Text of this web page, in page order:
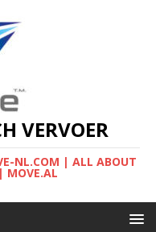
VERVOER
NL.COM | ALL ABOUT
MOVE.AL